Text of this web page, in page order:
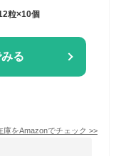
粒×10個
る
庫をAmazonでチェック >>